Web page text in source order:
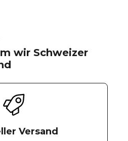
wir Schweizer
Versand